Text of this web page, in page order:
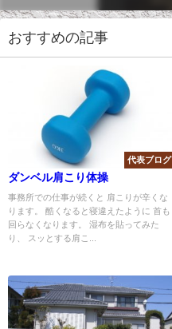
おすすめの記事
代表ブログ
ダンベル肩こり体操
事務所での仕事が続くと 肩こりが辛くな
ります。 酷くなると寝違えたように 首も
回らなくなります。 湿布を貼ってみた
り、 スッとする肩こ...